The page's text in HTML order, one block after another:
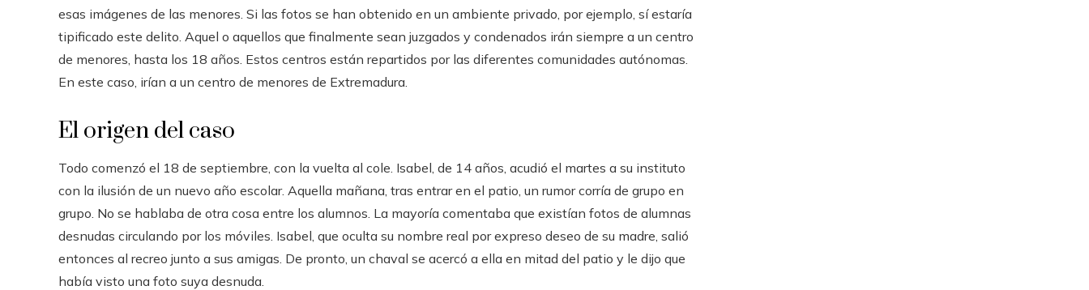
esas imágenes de las menores. Si las fotos se han obtenido en un ambiente privado, por ejemplo, sí estaría
tipificado este delito. Aquel o aquellos que finalmente sean juzgados y condenados irán siempre a un centro
de menores, hasta los 18 años. Estos centros están repartidos por las diferentes comunidades autónomas.
En este caso, irían a un centro de menores de Extremadura.
El origen del caso
Todo comenzó el 18 de septiembre, con la vuelta al cole. Isabel, de 14 años, acudió el martes a su instituto
con la ilusión de un nuevo año escolar. Aquella mañana, tras entrar en el patio, un rumor corría de grupo en
grupo. No se hablaba de otra cosa entre los alumnos. La mayoría comentaba que existían fotos de alumnas
desnudas circulando por los móviles. Isabel, que oculta su nombre real por expreso deseo de su madre, salió
entonces al recreo junto a sus amigas. De pronto, un chaval se acercó a ella en mitad del patio y le dijo que
había visto una foto suya desnuda.